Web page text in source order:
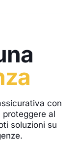
con
al
soluzioni su